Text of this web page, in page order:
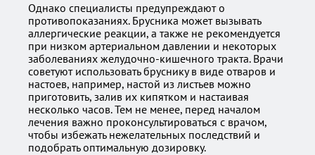
Однако специалисты предупреждают о
противопоказаниях. Брусника может вызывать
аллергические реакции, а также не рекомендуется
при низком артериальном давлении и некоторых
заболеваниях желудочно-кишечного тракта. Врачи
советуют использовать бруснику в виде отваров и
настоев, например, настой из листьев можно
приготовить, залив их кипятком и настаивая
несколько часов. Тем не менее, перед началом
лечения важно проконсультироваться с врачом,
чтобы избежать нежелательных последствий и
подобрать оптимальную дозировку.